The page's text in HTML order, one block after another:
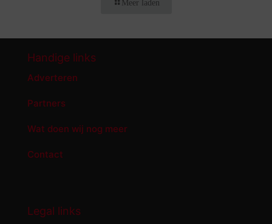
Meer laden
Handige links
Adverteren
Partners
Wat doen wij nog meer
Contact
Legal links